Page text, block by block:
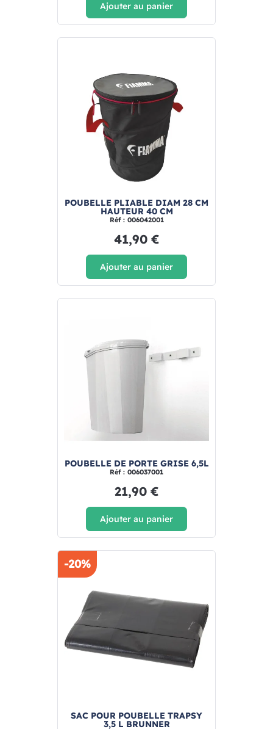
Ajouter au panier
POUBELLE PLIABLE DIAM 28 CM
HAUTEUR 40 CM
Réf : 006042001
41,90 €
Ajouter au panier
POUBELLE DE PORTE GRISE 6,5L
Réf : 006037001
21,90 €
Ajouter au panier
-20%
SAC POUR POUBELLE TRAPSY
3,5 L BRUNNER